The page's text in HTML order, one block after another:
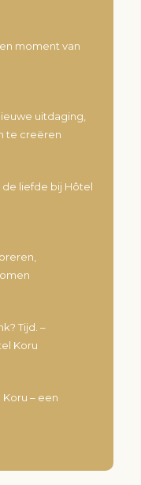
moment van
uitdaging,
te creëren
de liefde bij Hôtel
Tijd. –
Koru
– een